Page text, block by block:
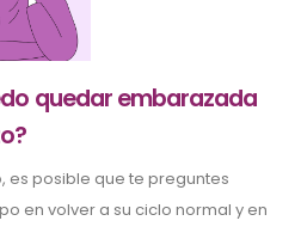
quedar embarazada
es posible que te preguntes
en volver a su ciclo normal y en